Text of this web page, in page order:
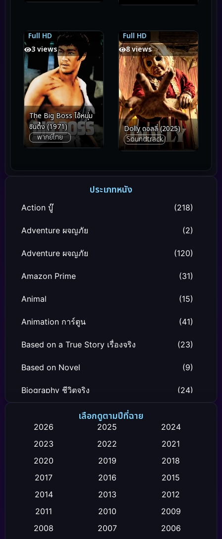
Full HD
6.3
3 views
6.3
The Big Boss ไอ้หนุ่ม
ซินตึ้ง (1971)
พากย์ไทย
Full HD
6.1
8 views
6.1
Dolly ดอลลี่ (2025)
Soundtrack
ประเภทหนัง
Action บู๊ (218)
Adventure ผจญภัย (2)
Adventure ผจญภัย (120)
Amazon Prime (31)
Animal (15)
Animation การ์ตูน (41)
Based on a True Story เรื่องจริง (23)
Based on Novel (9)
Biography ชีวิตจริง (24)
Comedy ตลก (119)
Comedy ตลก
Crime อาชญากรรม (111)
เลือกดูตามปีที่ฉาย
2026 2025
2024
2023
2022
2021
2020
2019
2018
2017
2016
2015
2014
2013
2012
2011
2010
2009
2008
2007
2006